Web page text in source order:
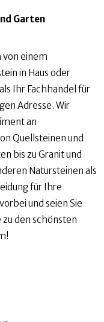
Garten
von einem
in Haus oder
Ihr Fachhandel für
Adresse. Wir
an
Quellsteinen und
bis zu Granit und
Natursteinen als
für Ihre
und seien Sie
den schönsten